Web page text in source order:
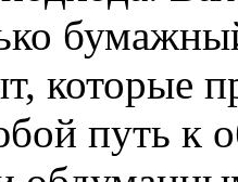
которые
путь к